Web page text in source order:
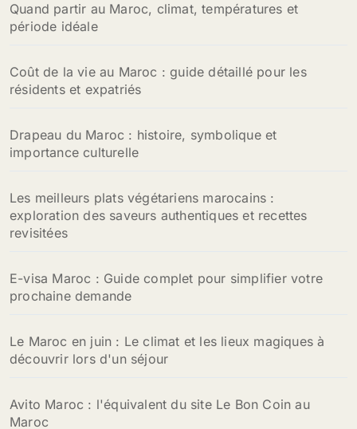
Quand partir au Maroc, climat, températures et
période idéale
Coût de la vie au Maroc : guide détaillé pour les
résidents et expatriés
Drapeau du Maroc : histoire, symbolique et
importance culturelle
Les meilleurs plats végétariens marocains :
exploration des saveurs authentiques et recettes
revisitées
E-visa Maroc : Guide complet pour simplifier votre
prochaine demande
Le Maroc en juin : Le climat et les lieux magiques à
découvrir lors d'un séjour
Avito Maroc : l'équivalent du site Le Bon Coin au
Maroc